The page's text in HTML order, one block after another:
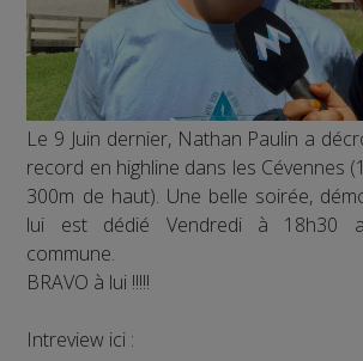
Le 9 Juin dernier, Nathan Paulin a
record en highline dans les Cévennes
300m de haut). Une belle soirée,
lui est dédié Vendredi à 18h30
commune.
BRAVO à lui !!!!!
Intreview ici :